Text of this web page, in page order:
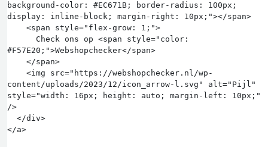
background-color: #EC671B; border-radius: 100px;
display: inline-block; margin-right: 10px;"></span>
#F57E20;">Webshopchecker</span>
content/uploads/2023/12/icon_arrow-l.svg" alt="Pijl"
style="width: 16px; height: auto; margin-left: 10px;"
/>